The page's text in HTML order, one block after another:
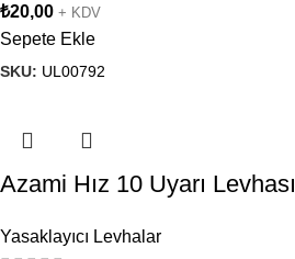
₺20,00 + KDV
Sepete Ekle
SKU: UL00792
Azami Hız 10 Uyarı Levhası
Yasaklayıcı Levhalar